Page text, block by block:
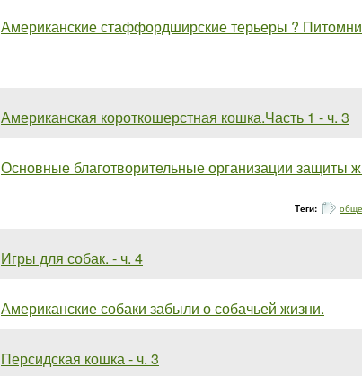
Американские стаффордширские терьеры ?
Американская короткошерстная кошка.Часть 1 - ч. 3
Основные благотворительные организации защиты
Теги:
Игры для собак. - ч. 4
Американские собаки забыли о собачьей жизни.
Персидская кошка - ч. 3